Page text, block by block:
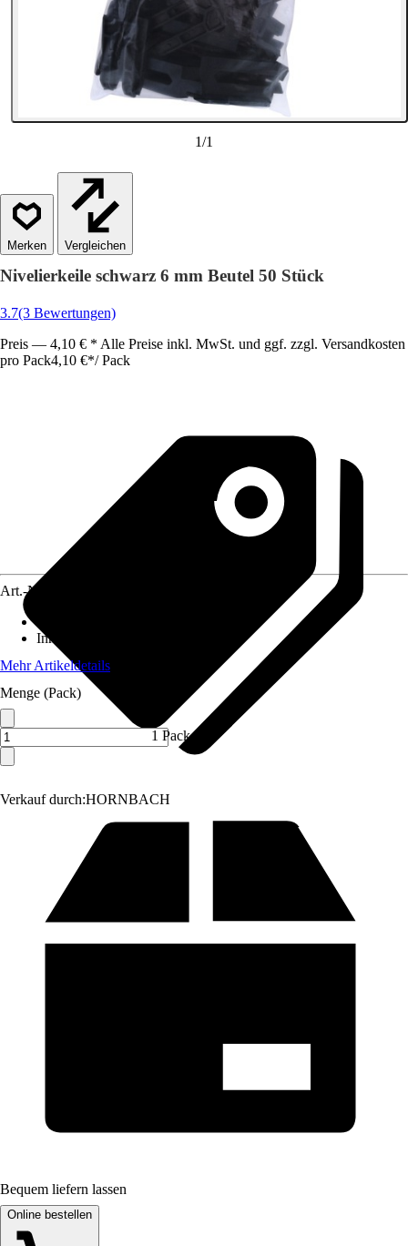
1/1
Vergleichen
Nivelierkeile schwarz 6 mm Beutel 50 Stück
3.7(3 Bewertungen)
Preis — 4,10 € * Alle Preise inkl. MwSt. und ggf. zzgl. Versandkosten
pro Pack4,10 €*/ Pack
Verkauf durch:HORNBACH
Art.-Nr.
Inhalt
Mehr Artikeldetails
Menge (Pack)
1 Pack
Bequem liefern lassen
Online bestellen